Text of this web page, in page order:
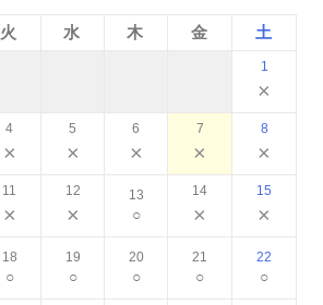
火 水 木 金 土
1
×
4
×
5
×
6
×
7
×
8
×
11
×
12
×
13
○
14
×
15
×
18
○
19
○
20
○
21
○
22
○